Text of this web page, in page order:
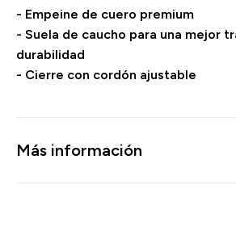
- Empeine de cuero premium
- Suela de caucho para una mejor
durabilidad
- Cierre con cordón ajustable
Más información